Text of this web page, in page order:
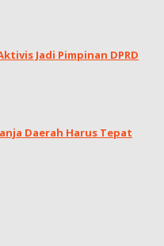
Jadi Pimpinan DPRD
Daerah Harus Tepat